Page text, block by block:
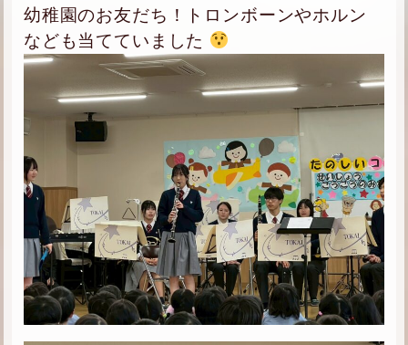
幼稚園のお友だち！トロンボーンやホルン
なども当てていました